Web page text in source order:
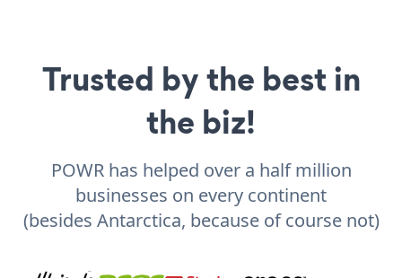
Trusted by the best in
the biz!
POWR has helped over a half million
businesses on every continent
(besides Antarctica, because of course not)